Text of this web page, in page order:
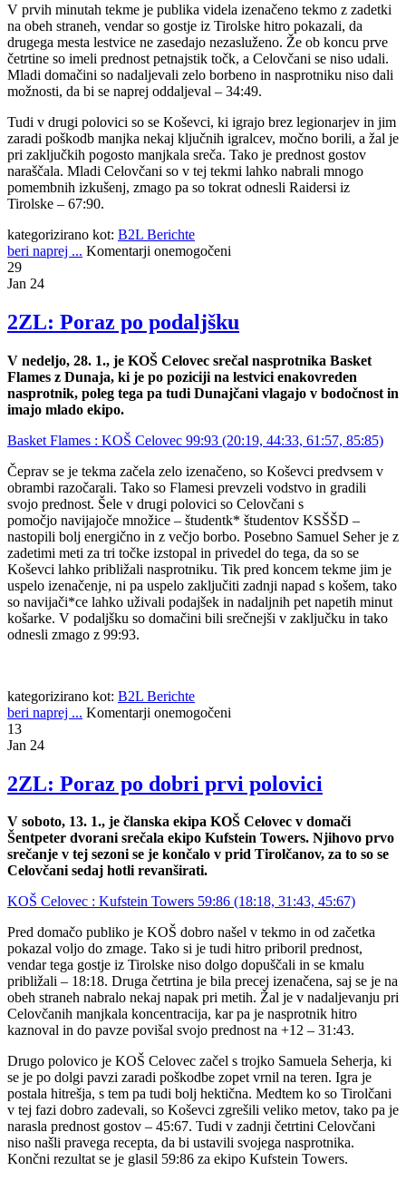
V prvih minutah tekme je publika videla izenačeno tekmo z zadetki
na obeh straneh, vendar so gostje iz Tirolske hitro pokazali, da
drugega mesta lestvice ne zasedajo nezasluženo. Že ob koncu prve
četrtine so imeli prednost petnajstik točk, a Celovčani se niso udali.
Mladi domačini so nadaljevali zelo borbeno in nasprotniku niso dali
možnosti, da bi se naprej oddaljeval – 34:49.
Tudi v drugi polovici so se Koševci, ki igrajo brez legionarjev in jim
zaradi poškodb manjka nekaj ključnih igralcev, močno borili, a žal je
pri zaključkih pogosto manjkala sreča. Tako je prednost gostov
naraščala. Mladi Celovčani so v tej tekmi lahko nabrali mnogo
pomembnih izkušenj, zmago pa so tokrat odnesli Raidersi iz
Tirolske – 67:90.
kategorizirano kot: B2L Berichte
beri naprej ... Komentarji onemogočeni
29
Jan 24
2ZL: Poraz po podaljšku
V nedeljo, 28. 1., je KOŠ Celovec srečal nasprotnika Basket
Flames z Dunaja, ki je po poziciji na lestvici enakovreden
nasprotnik, poleg tega pa tudi Dunajčani vlagajo v bodočnost in
imajo mlado ekipo.
Basket Flames : KOŠ Celovec 99:93 (20:19, 44:33, 61:57, 85:85)
Čeprav se je tekma začela zelo izenačeno, so Koševci predvsem v
obrambi razočarali. Tako so Flamesi prevzeli vodstvo in gradili
svojo prednost. Šele v drugi polovici so Celovčani s
pomočjo navijajoče množice – študentk* študentov KSŠŠD –
nastopili bolj energično in z večjo borbo. Posebno Samuel Seher je z
zadetimi meti za tri točke izstopal in privedel do tega, da so se
Koševci lahko približali nasprotniku. Tik pred koncem tekme jim je
uspelo izenačenje, ni pa uspelo zaključiti zadnji napad s košem, tako
so navijači*ce lahko uživali podajšek in nadaljnih pet napetih minut
košarke. V podaljšku so domačini bili srečnejši v zaključku in tako
odnesli zmago z 99:93.
kategorizirano kot: B2L Berichte
beri naprej ... Komentarji onemogočeni
13
Jan 24
2ZL: Poraz po dobri prvi polovici
V soboto, 13. 1., je članska ekipa KOŠ Celovec v domači
Šentpeter dvorani srečala ekipo Kufstein Towers. Njihovo prvo
srečanje v tej sezoni se je končalo v prid Tirolčanov, za to so se
Celovčani sedaj hotli revanširati.
KOŠ Celovec : Kufstein Towers 59:86 (18:18, 31:43, 45:67)
Pred domačo publiko je KOŠ dobro našel v tekmo in od začetka
pokazal voljo do zmage. Tako si je tudi hitro priboril prednost,
vendar tega gostje iz Tirolske niso dolgo dopuščali in se kmalu
približali – 18:18. Druga četrtina je bila precej izenačena, saj se je na
obeh straneh nabralo nekaj napak pri metih. Žal je v nadaljevanju pri
Celovčanih manjkala koncentracija, kar pa je nasprotnik hitro
kaznoval in do pavze povišal svojo prednost na +12 – 31:43.
Drugo polovico je KOŠ Celovec začel s trojko Samuela Seherja, ki
se je po dolgi pavzi zaradi poškodbe zopet vrnil na teren. Igra je
postala hitrešja, s tem pa tudi bolj hektična. Medtem ko so Tirolčani
v tej fazi dobro zadevali, so Koševci zgrešili veliko metov, tako pa je
narasla prednost gostov – 45:67. Tudi v zadnji četrtini Celovčani
niso našli pravega recepta, da bi ustavili svojega nasprotnika.
Končni rezultat se je glasil 59:86 za ekipo Kufstein Towers.